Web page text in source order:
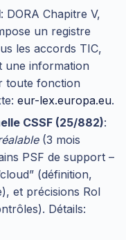
: DORA Chapitre V,
un registre
les accords TIC,
une information
toute fonction
eur-lex.europa.eu.
CSSF (25/882):
(3 mois
PSF de support –
(définition,
et précisions RoI
Détails: